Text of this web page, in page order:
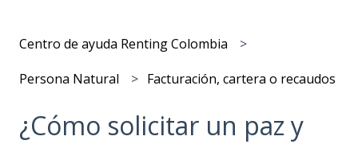
Centro de ayuda Renting Colombia
Persona Natural Facturación, cartera o recaudos
¿Cómo solicitar un paz y